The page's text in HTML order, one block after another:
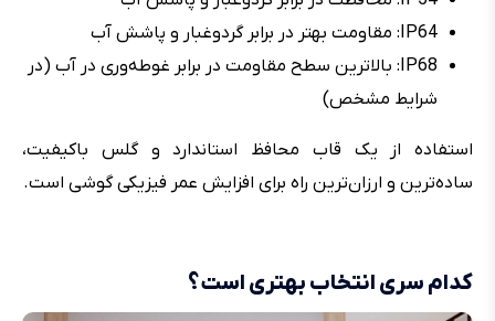
IP64: مقاومت بهتر در برابر گردوغبار و پاشش آب
IP68: بالاترین سطح مقاومت در برابر غوطه‌وری در آب (در
شرایط مشخص)
استفاده از یک قاب محافظ استاندارد و گلس باکیفیت،
ساده‌ترین و ارزان‌ترین راه برای افزایش عمر فیزیکی گوشی است.
کدام سری انتخاب بهتری است؟